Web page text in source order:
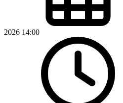
2026 14:00